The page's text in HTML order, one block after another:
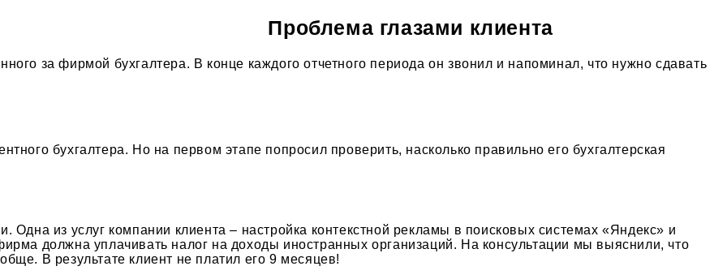
Проблема глазами клиента
за фирмой бухгалтера. В конце каждого отчетного периода он звонил и напоминал, что нужно сдавать
бухгалтера. Но на первом этапе попросил проверить, насколько правильно его бухгалтерская
из услуг компании клиента – настройка контекстной рекламы в поисковых системах «Яндекс» и
должна уплачивать налог на доходы иностранных организаций. На консультации мы выяснили, что
В результате клиент не платил его 9 месяцев!